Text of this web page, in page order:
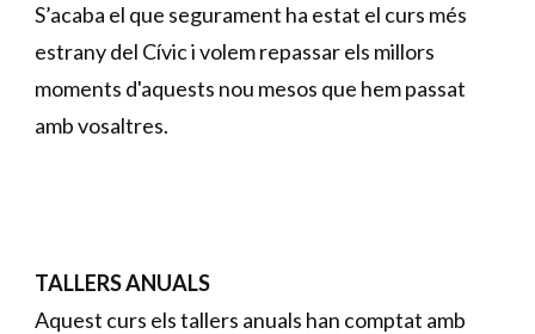
S’acaba el que segurament ha estat el curs més
estrany del Cívic i volem repassar els millors
moments d'aquests nou mesos que hem passat
amb vosaltres.
TALLERS ANUALS
Aquest curs els tallers anuals han comptat amb